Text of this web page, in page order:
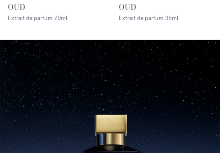
OUD
Extrait de parfum 70ml
OUD
Extrait de parfum 35ml